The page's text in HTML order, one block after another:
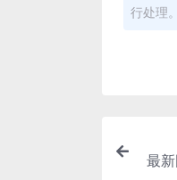
行处理。
最